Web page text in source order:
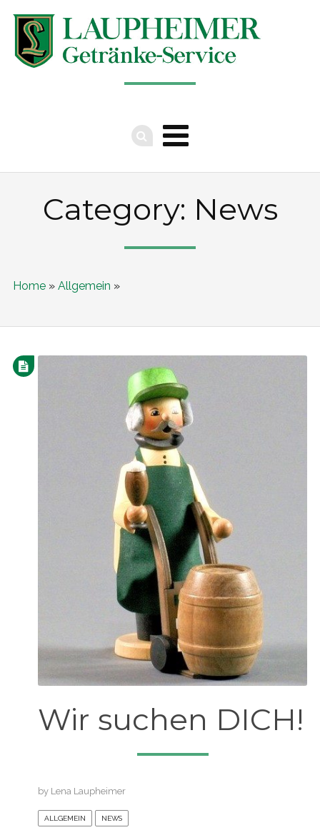
Category: News
Home» Allgemein »
Wir suchen DICH!
by Lena Laupheimer
ALLGEMEIN NEWS